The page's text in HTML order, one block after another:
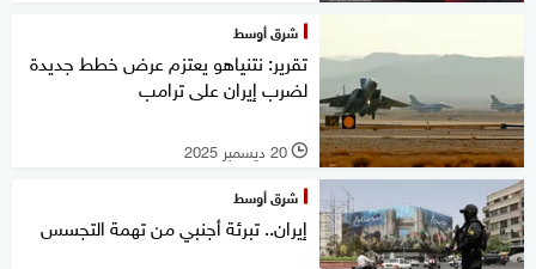
شرق أوسط
تقرير: نتنياهو يعتزم عرض خطط جديدة
لضرب إيران على ترامب
l 20 ديسمبر 2025
شرق أوسط
إيران.. تبرئة أجنبي من تهمة التجسس